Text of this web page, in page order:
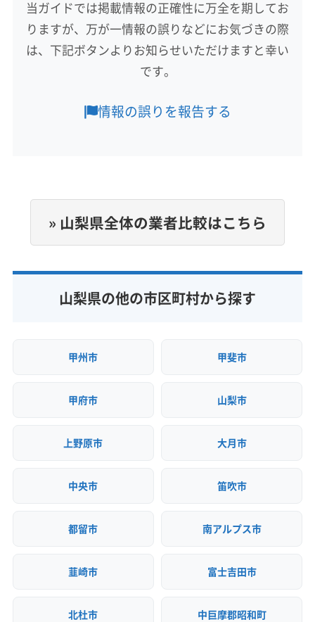
中央市
笛吹市 南アルプス市
韮崎市
西八代郡市川三郷町
中巨摩郡昭和町
南巨摩郡富士川町
もっと見る
9:00〜18:00
非公開
当ガイドでは掲載情報の正確性に万全を期してお
りますが、万が一情報の誤りなどにお気づきの際
は、下記ボタンよりお知らせいただけますと幸い
です。
情報の誤りを報告する
» 山梨県全体の業者比較はこちら
山梨県の他の市区町村から探す
甲州市 甲斐市
甲府市 山梨市
上野原市 大月市
中央市 笛吹市
都留市 南アルプス市
韮崎市 富士吉田市
北杜市 中巨摩郡昭和町